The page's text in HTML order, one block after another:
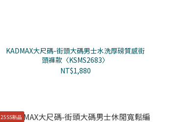
KADMAX大尺碼-街頭大碼男士水洗厚磅質感街
頭褲款〈KSMS2683〉
NT$1,880
25SS新品